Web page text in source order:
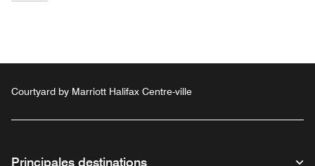
Courtyard by Marriott Halifax Centre-ville
Principales destinations